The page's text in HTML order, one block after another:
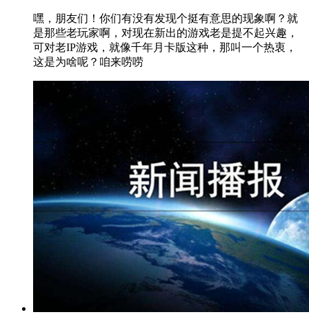
嘿，朋友们！你们有没有发现个挺有意思的现象啊？就
是那些老玩家啊，对现在新出的游戏老是提不起兴趣，
可对老IP游戏，就像千年月卡版这种，那叫一个热衷，
这是为啥呢？咱来唠唠